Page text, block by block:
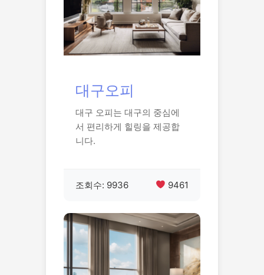
대구오피
대구 오피는 대구의 중심에
서 편리하게 힐링을 제공합
니다.
조회수: 9936 9461